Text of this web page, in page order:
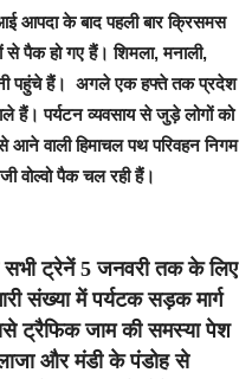
आपदा के बाद पहली बार क्रिसमस
पैक हो गए हैं। शिमला, मनाली,
पहुंचे हैं। अगले एक हफ्ते तक प्रदेश
हैं। पर्यटन व्यवसाय से जुड़े लोगों को
आने वाली हिमाचल पथ परिवहन निगम
वोल्वो पैक चल रही हैं।
सभी ट्रेनें 5 जनवरी तक के लिए
संख्या में पर्यटक सड़क मार्ग
ट्रैफिक जाम की समस्या पेश
और मंडी के पंडोह से